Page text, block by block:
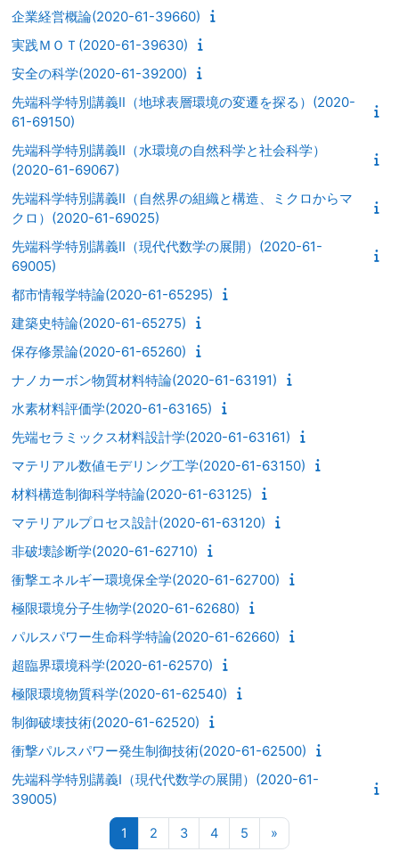
企業経営概論(2020-61-39660)
実践ＭＯＴ(2020-61-39630)
安全の科学(2020-61-39200)
先端科学特別講義Ⅱ（地球表層環境の変遷を探る）(2020-
61-69150)
先端科学特別講義Ⅱ（水環境の自然科学と社会科学）
(2020-61-69067)
先端科学特別講義Ⅱ（自然界の組織と構造、ミクロからマ
クロ）(2020-61-69025)
先端科学特別講義Ⅱ（現代代数学の展開）(2020-61-
69005)
都市情報学特論(2020-61-65295)
建築史特論(2020-61-65275)
保存修景論(2020-61-65260)
ナノカーボン物質材料特論(2020-61-63191)
水素材料評価学(2020-61-63165)
先端セラミックス材料設計学(2020-61-63161)
マテリアル数値モデリング工学(2020-61-63150)
材料構造制御科学特論(2020-61-63125)
マテリアルプロセス設計(2020-61-63120)
非破壊診断学(2020-61-62710)
衝撃エネルギー環境保全学(2020-61-62700)
極限環境分子生物学(2020-61-62680)
パルスパワー生命科学特論(2020-61-62660)
超臨界環境科学(2020-61-62570)
極限環境物質科学(2020-61-62540)
制御破壊技術(2020-61-62520)
衝撃パルスパワー発生制御技術(2020-61-62500)
先端科学特別講義Ⅰ（現代代数学の展開）(2020-61-
39005)
1 ページ 1
2 ページ 2
3ページ 3
4ページ 4
5 ページ 5
»